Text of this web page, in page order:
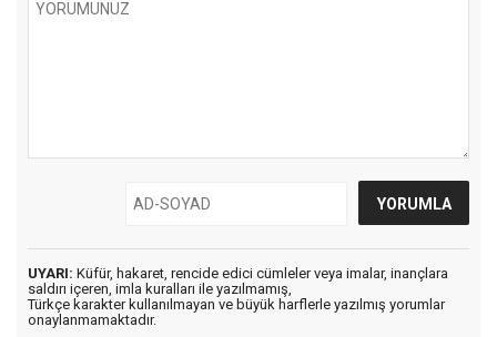
UYARI: Küfür, hakaret, rencide edici cümleler veya imalar, inançlara
saldırı içeren, imla kuralları ile yazılmamış,
Türkçe karakter kullanılmayan ve büyük harflerle yazılmış yorumlar
onaylanmamaktadır.